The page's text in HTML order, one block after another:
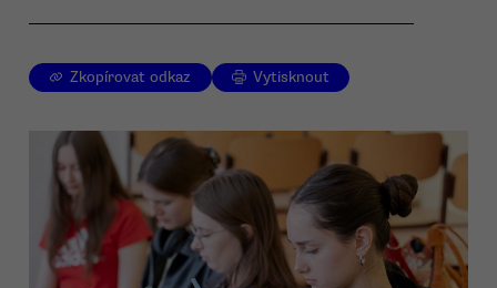
Zkopírovat odkaz Vytisknout